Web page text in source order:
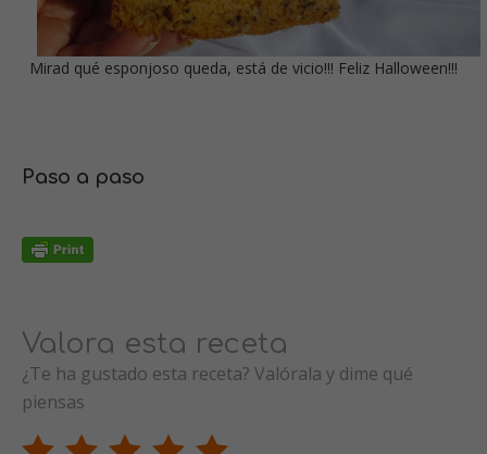
Mirad qué esponjoso queda, está de vicio!!! Feliz Halloween!!!
Paso a paso
Valora esta receta
¿Te ha gustado esta receta? Valórala y dime qué
piensas